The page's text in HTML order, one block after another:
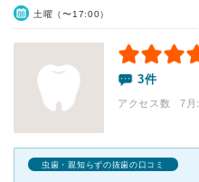
土曜（〜17:00）
3件
アクセス数 7月:
虫歯・親知らずの抜歯の口コミ